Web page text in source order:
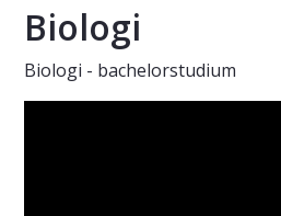
Biologi
Biologi - bachelorstudium